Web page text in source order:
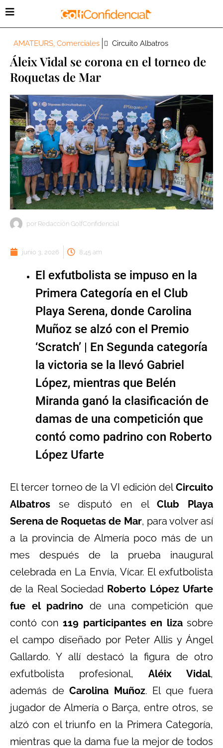
AMATEURS, Comerciales Circuito Albatros
Áleix Vidal se corona en el torneo de
Roquetas de Mar
por Redacción GolfConfidencial
junio 3, 2026 8:45 am
El exfutbolista se impuso en la
Primera Categoría en el Club
Playa Serena, donde Carolina
Muñoz se alzó con el Premio
‘Scratch’ | En Segunda categoría
la victoria se la llevó Gabriel
López, mientras que Belén
Miranda ganó la clasificación de
damas de una competición que
contó como padrino con Roberto
López Ufarte
El tercer torneo de la VI edición delCircuito
Albatros se disputó en elClub Playa
Serena de Roquetas de Mar, para volver así
a la provincia de Almería poco más de un
mes después de la prueba inaugural
celebrada en La Envía, Vícar. El exfutbolista
de la Real Sociedad Roberto López Ufarte
fue el padrino de una competición que
contó con 119 participantes en lizasobre
el campo diseñado por Peter Allis y Ángel
Gallardo. Y allí destacó la figura de otro
exfutbolista profesional, Aléix Vidal,
además de Carolina Muñoz. El que fuera
jugador de Almería o Barça, entre otros, se
alzó con el triunfo en la Primera Categoría,
mientras que la dama fue la mejor de todos